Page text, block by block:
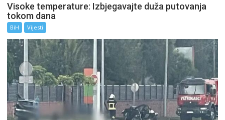
Visoke temperature: Izbjegavajte duža putovanja
tokom dana
BiH Vijesti